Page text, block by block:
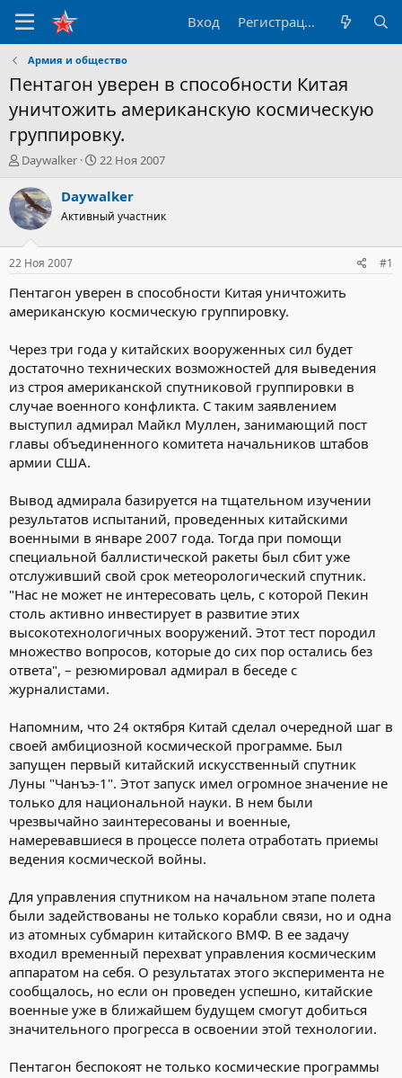
Вход Регистрация
Армия и общество
Пентагон уверен в способности Китая
уничтожить американскую космическую
группировку.
А
т
о
р
е
м
ы
Daywalker
Д
т
н
л
а
22 Ноя 2007
Daywalker
Активный участник
22 Ноя 2007 #1
Пентагон уверен в способности Китая уничтожить
американскую космическую группировку.
Через три года у китайских вооруженных сил будет
достаточно технических возможностей для выведения
из строя американской спутниковой группировки в
случае военного конфликта. С таким заявлением
выступил адмирал Майкл Муллен, занимающий пост
главы объединенного комитета начальников штабов
армии США.
Вывод адмирала базируется на тщательном изучении
результатов испытаний, проведенных китайскими
военными в январе 2007 года. Тогда при помощи
специальной баллистической ракеты был сбит уже
отслуживший свой срок метеорологический спутник.
"Нас не может не интересовать цель, с которой Пекин
столь активно инвестирует в развитие этих
высокотехнологичных вооружений. Этот тест породил
множество вопросов, которые до сих пор остались без
ответа", – резюмировал адмирал в беседе с
журналистами.
Напомним, что 24 октября Китай сделал очередной шаг в
своей амбициозной космической программе. Был
запущен первый китайский искусственный спутник
Луны "Чанъэ-1". Этот запуск имел огромное значение не
только для национальной науки. В нем были
чрезвычайно заинтересованы и военные,
намеревавшиеся в процессе полета отработать приемы
ведения космической войны.
Для управления спутником на начальном этапе полета
были задействованы не только корабли связи, но и одна
из атомных субмарин китайского ВМФ. В ее задачу
входил временный перехват управления космическим
аппаратом на себя. О результатах этого эксперимента не
сообщалось, но если он проведен успешно, китайские
военные уже в ближайшем будущем смогут добиться
значительного прогресса в освоении этой технологии.
Пентагон беспокоят не только космические программы